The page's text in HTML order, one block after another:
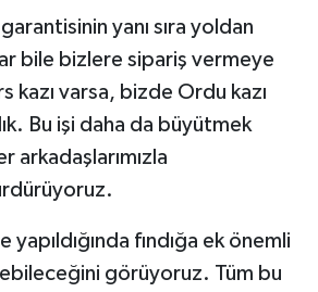
yanı sıra yoldan
bile bizlere sipariş vermeye
kazı varsa, bizde Ordu kazı
Bu işi daha da büyütmek
arkadaşlarımızla
yapıldığında fındığa ek önemli
görüyoruz. Tüm bu